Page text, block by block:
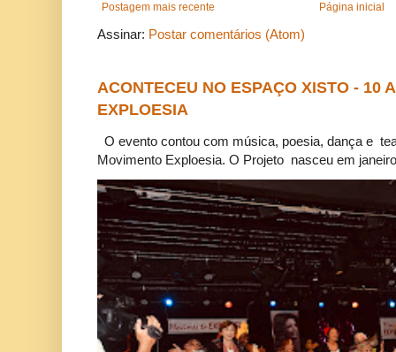
Postagem mais recente Página inicial
Assinar: Postar comentários (Atom)
ACONTECEU NO ESPAÇO XISTO - 10
EXPLOESIA
O evento contou com música, poesia, dança e
Movimento Exploesia. O Projeto nasceu em